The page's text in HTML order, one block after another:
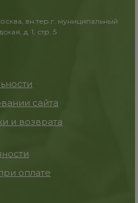
вн.тер.г. муниципальный
д. 1, стр. 5
сайта
и возврата
оплате